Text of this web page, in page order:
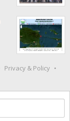
Privacy & Policy